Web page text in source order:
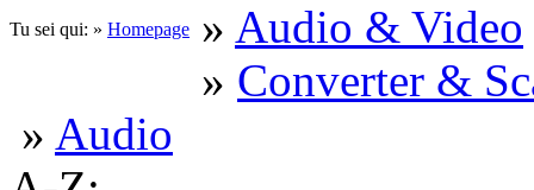
Tu sei qui: » Homepage » Audio & Video
» Converter &
» Audio